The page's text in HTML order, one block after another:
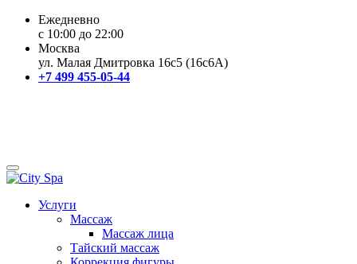
Ежедневно
с 10:00 до 22:00
Москва
ул. Малая Дмитровка 16с5 (16с6А)
+7 499 455-05-44
Услуги
Массаж
Массаж лица
Тайский массаж